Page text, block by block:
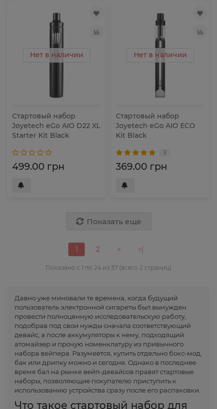
Нет в наличии
Стартовый набор
Joyetech eGo AIO D22 XL
Starter Kit Black
499.00 грн
Нет в наличии
Стартовый набор
Joyetech eGo AIO ECO
Kit Black
3
369.00 грн
Показать еще
1 2 > >|
Показано с 1 по 24 из 37 (всего 2 страниц)
Давно уже миновали те времена, когда будущий
пользователь электронной сигареты был вынужден
провести полноценную исследовательскую работу,
подобрав под свои нужды сначала соответствующий
девайс, а после аккумуляторы к нему, подходящий
атомайзер и прочую номенклатуру из привычного
набора вейпера. Разумеется, купить отдельно бокс-мод,
бак или дрипку можно и сегодня. Однако в последнее
время бал на рынке вейп-девайсов правят стартовые
наборы, позволяющие покупателю приступить к
использованию устройства сразу после его распаковки.
Что такое стартовый набор для